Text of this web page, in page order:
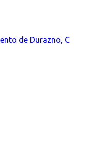
de Durazno, C